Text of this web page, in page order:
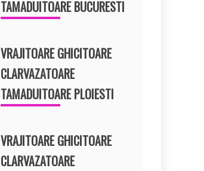
TAMADUITOARE BUCURESTI
VRAJITOARE GHICITOARE
CLARVAZATOARE
TAMADUITOARE PLOIESTI
VRAJITOARE GHICITOARE
CLARVAZATOARE